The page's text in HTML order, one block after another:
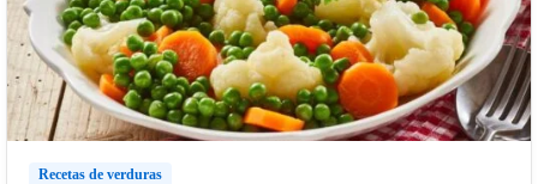
Recetas de verduras